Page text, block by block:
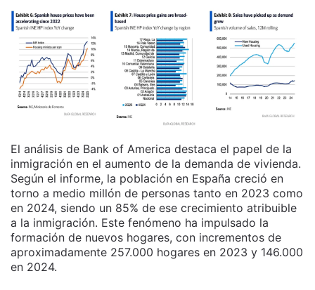
El análisis de Bank of America destaca el papel de la
inmigración en el aumento de la demanda de vivienda.
Según el informe, la población en España creció en
torno a medio millón de personas tanto en 2023 como
en 2024, siendo un 85% de ese crecimiento atribuible
a la inmigración. Este fenómeno ha impulsado la
formación de nuevos hogares, con incrementos de
aproximadamente 257.000 hogares en 2023 y 146.000
en 2024.